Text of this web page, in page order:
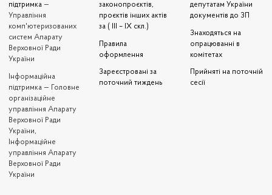
підтримка —
Управління
комп'ютеризованих
систем Апарату
Верховної Ради
України
Iнформаційна
підтримка — Головне
організаційне
управління Апарату
Верховної Ради
України,
Інформаційне
управління Апарату
Верховної Ради
України
законопроєктів,
проєктів інших актів
за ( III – IX скл.)
Правила
оформлення
Зареєстровані за
поточний тиждень
депутатам України
документів до ЗП
Знаходяться на
опрацюванні в
комітетах
Прийняті на поточній
сесії